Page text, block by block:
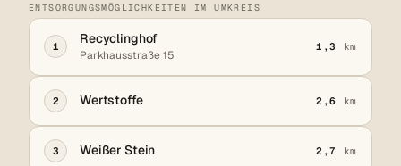
ENTSORGUNGSMÖGLICHKEITEN IM UMKREIS
1
Recyclinghof
Parkhausstraße 15
1,3 km
2 Wertstoffe 2,6 km
3 Weißer Stein 2,7 km